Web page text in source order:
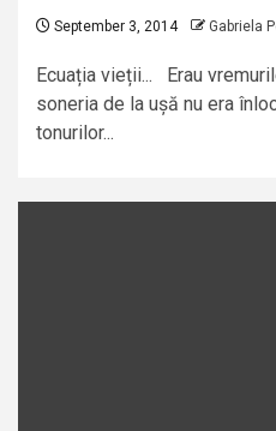
September 3, 2014 Gabriela
Ecuația vieții... Erau
soneria de la ușă nu era
tonurilor...